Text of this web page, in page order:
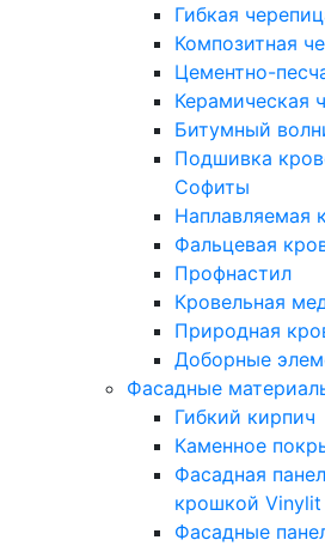
Гибкая
Композитная
Цементно-
Керамическая
Битумный
Подшивка
Софиты
Наплавляемая
Фальцевая
Профнастил
Кровельная
Природная
Доборные
Фасадные
Гибкий кирпич
Каменное
Фасадная
крошкой Vinylit
Фасадные